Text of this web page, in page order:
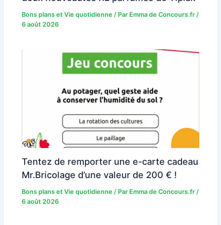
Bons plans et Vie quotidienne / Par Emma de Concours.fr/
6 août 2026
Tentez de remporter une e-carte cadeau
Mr.Bricolage d’une valeur de 200 € !
Bons plans et Vie quotidienne / Par Emma de Concours.fr/
6 août 2026